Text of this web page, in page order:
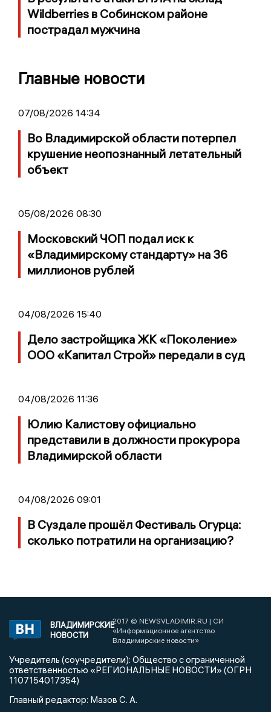
Wildberries в Собинском районе
пострадал мужчина
Главные новости
07/08/2026 14:34
Во Владимирской области потерпел
крушение неопознанный летательный
объект
05/08/2026 08:30
Московский ЧОП подал иск к
«Владимирскому стандарту» на 36
миллионов рублей
04/08/2026 15:40
Дело застройщика ЖК «Поколение»
ООО «Капитал Строй» передали в суд
04/08/2026 11:36
Юлию Калистову официально
представили в должности прокурора
Владимирской области
04/08/2026 09:01
В Суздале прошёл Фестиваль Огурца:
сколько потратили на организацию?
ВЛАДИМИРСКИЕ
НОВОСТИ
2017 © NEWSVLADIMIR.RU | СИ
«Информационное агентство
Владимирские новости»
Учредитель (соучредители): Общество с ограниченной
ответственностью «РЕГИОНАЛЬНЫЕ НОВОСТИ» (ОГРН
1107154017354)
Главный редактор: Мазов С. А.